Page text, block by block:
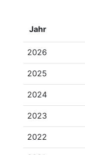
Jahr
2026
2025
2024
2023
2022